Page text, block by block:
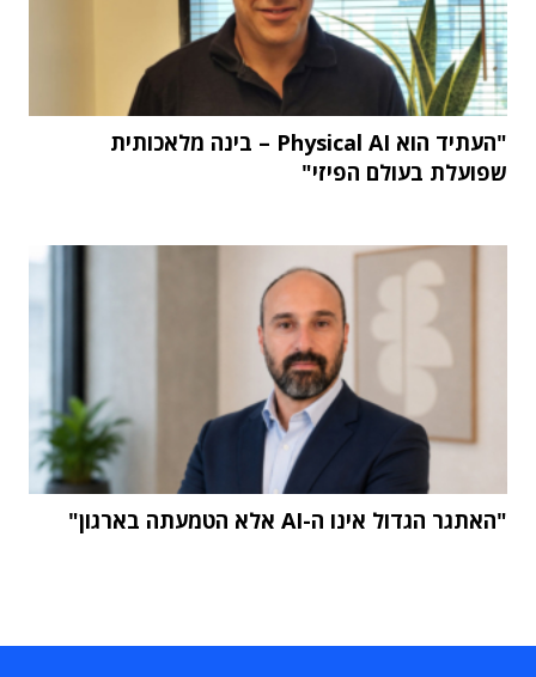
"העתיד הוא Physical AI – בינה מלאכותית
שפועלת בעולם הפיזי"
"האתגר הגדול אינו ה-AI אלא הטמעתה בארגון"